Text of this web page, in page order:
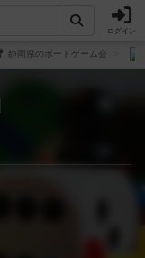
ログイン
静岡県のボードゲーム会